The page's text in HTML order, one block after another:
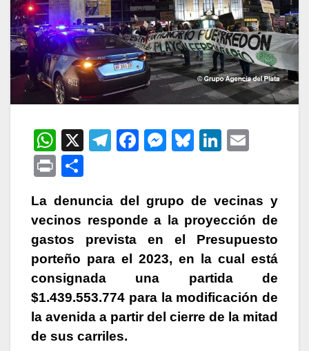
W
h
at
s
A
p
p
X
T
gr
a
m
F
e
b
o
o
k
M
s
e
n
g
er
Bl
s
k
y
Li
e
dI
n
P
nt m
p
ar
tir
La denuncia del grupo de vecinas y
vecinos responde a la proyección de
gastos prevista en el Presupuesto
porteño para el 2023, en la cual está
consignada una partida de
$1.439.553.774 para la modificación de
la avenida a partir del cierre de la mitad
de sus carriles.